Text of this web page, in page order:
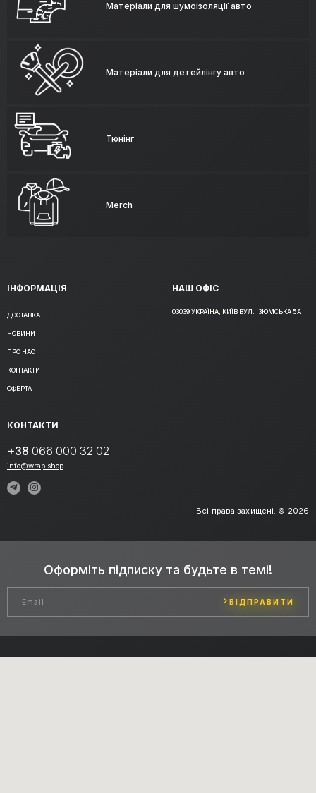
Матеріали для шумоізоляції авто
Матеріали для детейлінгу авто
Тюнінг
Merch
ІНФОРМАЦІЯ
ДОСТАВКА
НОВИНИ
ПРО НАС
КОНТАКТИ
ОФЕРТА
НАШ ОФІС
03039 УКРАЇНА, КИЇВ ВУЛ. ІЗЮМСЬКА 5А
КОНТАКТИ
+38 066 000 32 02
info@wrap.shop
Всі права захищені. © 2026
Оформіть підписку та будьте в темі!
ВІДПРАВИТИ